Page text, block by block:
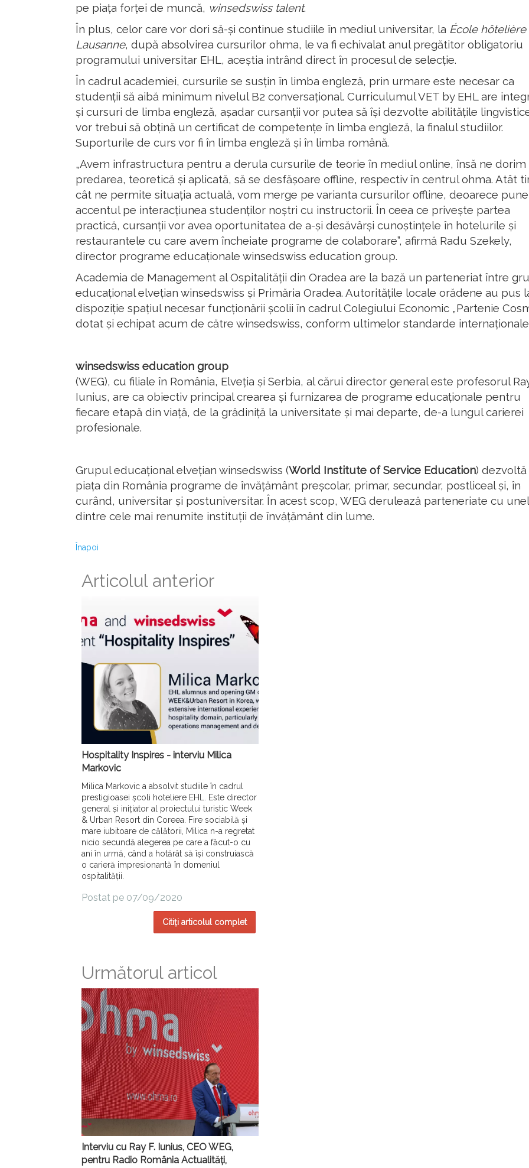
pe piața forței de muncă, winsedswiss talent.
În plus, celor care vor dori să-și continue studiile în mediul universitar, la École hôtelière
Lausanne, după absolvirea cursurilor ohma, le va fi echivalat anul pregătitor obligatoriu
programului universitar EHL, aceștia intrând direct în procesul de selecție.
În cadrul academiei, cursurile se susțin în limba engleză, prin urmare este necesar ca
studenții să aibă minimum nivelul B2 conversațional. Curriculumul VET by EHL are
și cursuri de limba engleză, așadar cursanții vor putea să își dezvolte abilitățile
vor trebui să obțină un certificat de competențe în limba engleză, la finalul studiilor.
Suporturile de curs vor fi în limba engleză și în limba română.
„Avem infrastructura pentru a derula cursurile de teorie în mediul online, însă ne dorim
predarea, teoretică și aplicată, să se desfășoare offline, respectiv în centrul ohma. Atât
cât ne permite situația actuală, vom merge pe varianta cursurilor offline, deoarece
accentul pe interacțiunea studenților noștri cu instructorii. În ceea ce privește partea
practică, cursanții vor avea oportunitatea de a-și desăvârși cunoștințele în hotelurile și
restaurantele cu care avem încheiate programe de colaborare”, afirmă Radu Szekely,
director programe educaționale winsedswiss education group.
Academia de Management al Ospitalității din Oradea are la bază un parteneriat între
educațional elvețian winsedswiss și Primăria Oradea. Autoritățile locale orădene au pus
dispoziție spațiul necesar funcționării școlii în cadrul Colegiului Economic „Partenie
dotat și echipat acum de către winsedswiss, conform ultimelor standarde
winsedswiss education group
(WEG), cu filiale în România, Elveția și Serbia, al cărui director general este profesorul
Iunius, are ca obiectiv principal crearea și furnizarea de programe educaționale pentru
fiecare etapă din viață, de la grădiniță la universitate și mai departe, de-a lungul carierei
profesionale.
Grupul educațional elvețian winsedswiss (World Institute of Service Education) dezvoltă
piața din România programe de învățământ preșcolar, primar, secundar, postliceal și, în
curând, universitar și postuniversitar. În acest scop, WEG derulează parteneriate cu
dintre cele mai renumite instituții de învățământ din lume.
Înapoi
Articolul anterior
Hospitality Inspires - interviu Milica
Markovic
Milica Markovic a absolvit studiile în cadrul
prestigioasei școli hoteliere EHL. Este director
general și inițiator al proiectului turistic Week
& Urban Resort din Coreea. Fire sociabilă și
mare iubitoare de călătorii, Milica n-a regretat
nicio secundă alegerea pe care a făcut-o cu
ani în urmă, când a hotărât să își construiască
o carieră impresionantă în domeniul
ospitalității.
Postat pe 07/09/2020
Citiți articolul complet
Următorul articol
Interviu cu Ray F. Iunius, CEO WEG,
pentru Radio România Actualități,